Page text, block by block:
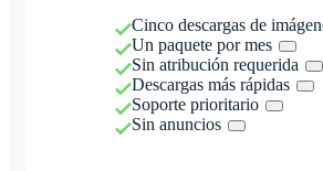
Cinco descargas de
Un paquete por mes
Sin atribución requerida
Descargas más rápidas
Soporte prioritario
Sin anuncios